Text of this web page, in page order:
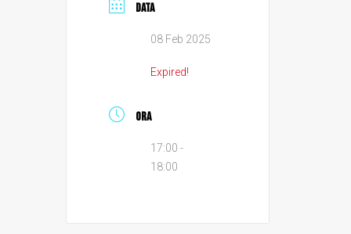
DATA
08 Feb 2025
Expired!
ORA
17:00 -
18:00